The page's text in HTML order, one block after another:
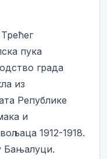
пука
града
из
Републике
и
1912-1918.
Бањалуци.